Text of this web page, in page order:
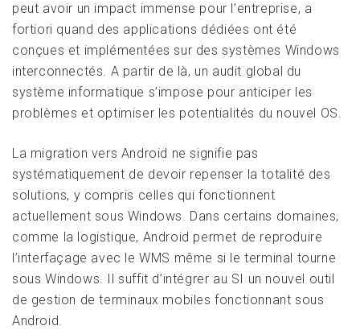
peut avoir un impact immense pour l’entreprise, a
fortiori quand des applications dédiées ont été
conçues et implémentées sur des systèmes Windows
interconnectés. A partir de là, un audit global du
système informatique s’impose pour anticiper les
problèmes et optimiser les potentialités du nouvel OS.
La migration vers Android ne signifie pas
systématiquement de devoir repenser la totalité des
solutions, y compris celles qui fonctionnent
actuellement sous Windows. Dans certains domaines,
comme la logistique, Android permet de reproduire
l’interfaçage avec le WMS même si le terminal tourne
sous Windows. Il suffit d’intégrer au SI un nouvel outil
de gestion de terminaux mobiles fonctionnant sous
Android.